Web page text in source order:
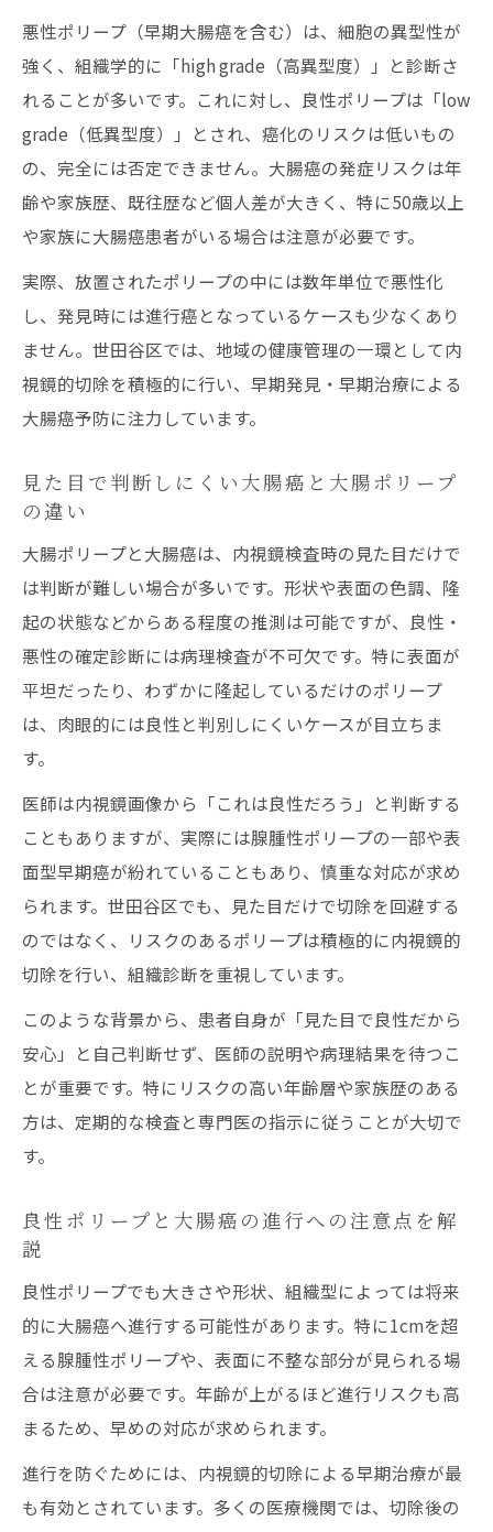
切除が必要な大腸ポリープの形状や数の見
極め方
病理でわかるローグレードとハイグレードの違
い
大腸ポリープのローグレードと大腸癌との
関係
ハイグレード大腸ポリープのリスクと内視
鏡切除
病理診断で判定される大腸ポリープのグレ
ード解説
ローグレード大腸ポリープは経過観察が可
能か
の対応
大腸ポリープの早期発見と大腸癌予防の重
要性
内視鏡的切除で大腸癌を未然に防ぐための
大腸癌リスク評価に基づく治療法の選択肢
大腸ポリープ切除後の大腸癌再発リスク管
理
切除後の保険適用や入院日数のポイント
大腸ポリープ切除は保険適用になるのか解
説
大腸癌診断時のがん保険と入院費用の違い
大腸ポリープ切除の1泊2日入院費用の目安
入院期間と大腸癌による保険給付の条件整
理
世田谷区で大腸ポリープ対応を安心して受ける
大腸ポリープの内視鏡的切除を安心して受
ける工夫
大腸癌リスクを意識した相談先の選び方と
機関探し
悪性ポリープ（早期大腸癌を含む）は、細胞の異型性が
強く、組織学的に「high grade（高異型度）」と診断さ
れることが多いです。これに対し、良性ポリープは「low
grade（低異型度）」とされ、癌化のリスクは低いもの
の、完全には否定できません。大腸癌の発症リスクは年
齢や家族歴、既往歴など個人差が大きく、特に50歳以上
や家族に大腸癌患者がいる場合は注意が必要です。
実際、放置されたポリープの中には数年単位で悪性化
し、発見時には進行癌となっているケースも少なくあり
ません。世田谷区では、地域の健康管理の一環として内
視鏡的切除を積極的に行い、早期発見・早期治療による
大腸癌予防に注力しています。
見た目で判断しにくい大腸癌と大腸ポリープ
の違い
大腸ポリープと大腸癌は、内視鏡検査時の見た目だけで
は判断が難しい場合が多いです。形状や表面の色調、隆
起の状態などからある程度の推測は可能ですが、良性・
悪性の確定診断には病理検査が不可欠です。特に表面が
平坦だったり、わずかに隆起しているだけのポリープ
は、肉眼的には良性と判別しにくいケースが目立ちま
す。
医師は内視鏡画像から「これは良性だろう」と判断する
こともありますが、実際には腺腫性ポリープの一部や表
面型早期癌が紛れていることもあり、慎重な対応が求め
られます。世田谷区でも、見た目だけで切除を回避する
のではなく、リスクのあるポリープは積極的に内視鏡的
切除を行い、組織診断を重視しています。
このような背景から、患者自身が「見た目で良性だから
安心」と自己判断せず、医師の説明や病理結果を待つこ
とが重要です。特にリスクの高い年齢層や家族歴のある
方は、定期的な検査と専門医の指示に従うことが大切で
す。
良性ポリープと大腸癌の進行への注意点を解
説
良性ポリープでも大きさや形状、組織型によっては将来
的に大腸癌へ進行する可能性があります。特に1cmを超
える腺腫性ポリープや、表面に不整な部分が見られる場
合は注意が必要です。年齢が上がるほど進行リスクも高
まるため、早めの対応が求められます。
進行を防ぐためには、内視鏡的切除による早期治療が最
も有効とされています。多くの医療機関では、切除後の